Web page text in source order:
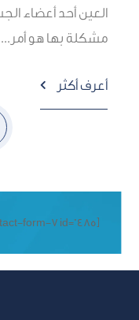
العين أحد أعضاء
مشكلة بها هو أمر...
أعرف أكثر 